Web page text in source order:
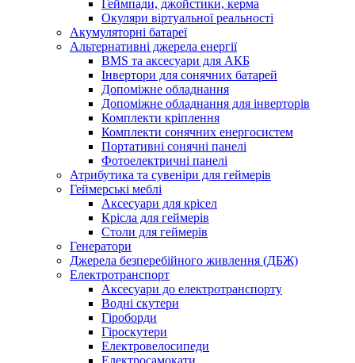
Геймпади, джойстики, керма
Окуляри віртуальної реальності
Акумуляторні батареї
Альтернативні джерела енергії
BMS та аксесуари для АКБ
Інвертори для сонячних батарей
Допоміжне обладнання
Допоміжне обладнання для інверторів
Комплекти кріплення
Комплекти сонячних енергосистем
Портативні сонячні панелі
Фотоелектричні панелі
Атрибутика та сувеніри для геймерів
Геймерські меблі
Аксесуари для крісел
Крісла для геймерів
Столи для геймерів
Генератори
Джерела безперебійного живлення (ДБЖ)
Електротранспорт
Аксесуари до електротранспорту
Водні скутери
Гіроборди
Гіроскутери
Електровелосипеди
Електросамокати